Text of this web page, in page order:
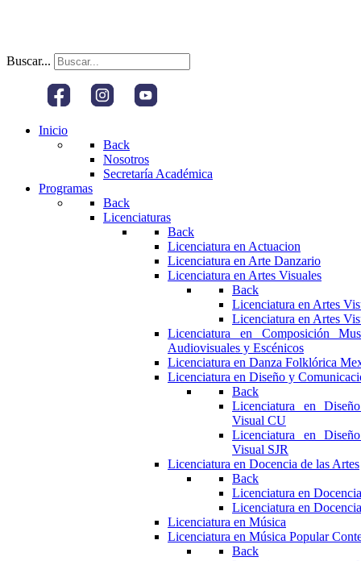
Buscar...
Inicio
Back
Nosotros
Secretaría Académica
Programas
Back
Licenciaturas
Back
Licenciatura en Actuacion
Licenciatura en Arte Danzario
Licenciatura en Artes Visuales
Back
Licenciatura en Artes
Licenciatura en Artes
Licenciatura en Composición
Audiovisuales y Escénicos
Licenciatura en Danza Folklórica
Licenciatura en Diseño y
Back
Licenciatura en
Visual CU
Licenciatura en
Visual SJR
Licenciatura en Docencia de las Artes
Back
Licenciatura en
Licenciatura en
Licenciatura en Música
Licenciatura en Música Popular
Back